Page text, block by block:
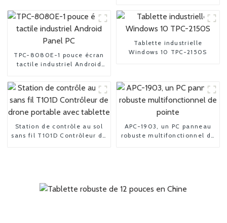
TPC-8080E-1 pouce écran
tactile industriel Android
Tablette industrielle
Windows 10 TPC-2150S
Station de contrôle au sol
sans fil T101D Contrôleur de
APC-1903, un PC panneau
robuste multifonctionnel de